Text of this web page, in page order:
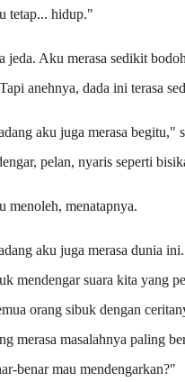
tetap... hidup."
jeda. Aku merasa sedikit
anehnya, dada ini terasa
aku juga merasa begitu,"
pelan, nyaris seperti
menoleh, menatapnya.
aku juga merasa dunia
mendengar suara kita yang
orang sibuk dengan
merasa masalahnya paling
benar mau mendengarkan?"